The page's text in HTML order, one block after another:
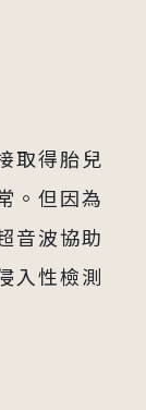
取得胎兒
。但因為
音波協助
入性檢測